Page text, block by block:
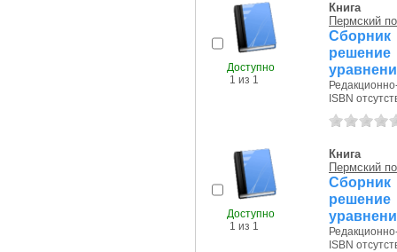
Доступно
1 из 1
Книга
Пермский
ISBN
Доступно
1 из 1
Книга
Пермский
ISBN